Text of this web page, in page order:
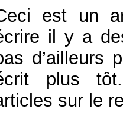
est un
il y a
d’ailleurs
plus
sur le